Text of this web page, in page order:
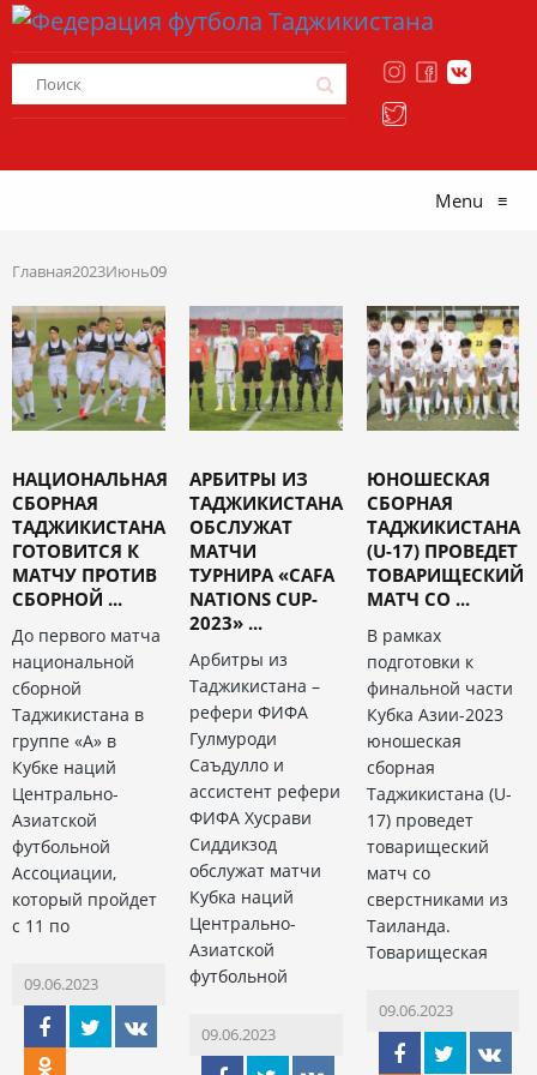
Menu ≡
Главная2023Июнь09
НАЦИОНАЛЬНАЯ
СБОРНАЯ
ТАДЖИКИСТАНА
ГОТОВИТСЯ К
МАТЧУ ПРОТИВ
СБОРНОЙ ...
До первого матча
национальной
сборной
Таджикистана в
группе «А» в
Кубке наций
Центрально-
Азиатской
футбольной
Ассоциации,
который пройдет
с 11 по
09.06.2023
АРБИТРЫ ИЗ
ТАДЖИКИСТАНА
ОБСЛУЖАТ
МАТЧИ
ТУРНИРА «CAFA
NATIONS CUP-
2023» ...
Арбитры из
Таджикистана –
рефери ФИФА
Гулмуроди
Саъдулло и
ассистент рефери
ФИФА Хусрави
Сиддикзод
обслужат матчи
Кубка наций
Центрально-
Азиатской
футбольной
09.06.2023
ЮНОШЕСКАЯ
СБОРНАЯ
ТАДЖИКИСТАНА
(U-17) ПРОВЕДЕТ
ТОВАРИЩЕСКИЙ
МАТЧ СО ...
В рамках
подготовки к
финальной части
Кубка Азии-2023
юношеская
сборная
Таджикистана (U-
17) проведет
товарищеский
матч со
сверстниками из
Таиланда.
Товарищеская
09.06.2023